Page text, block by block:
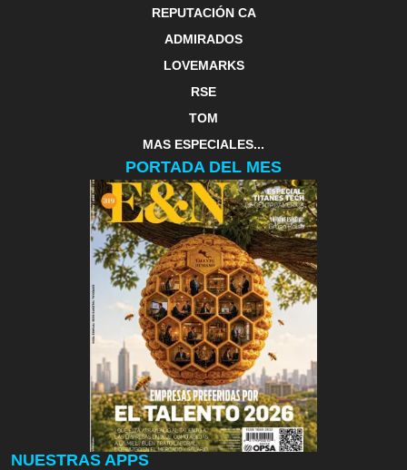
REPUTACIÓN CA
ADMIRADOS
LOVEMARKS
RSE
TOM
MAS ESPECIALES...
PORTADA DEL MES
NUESTRAS APPS